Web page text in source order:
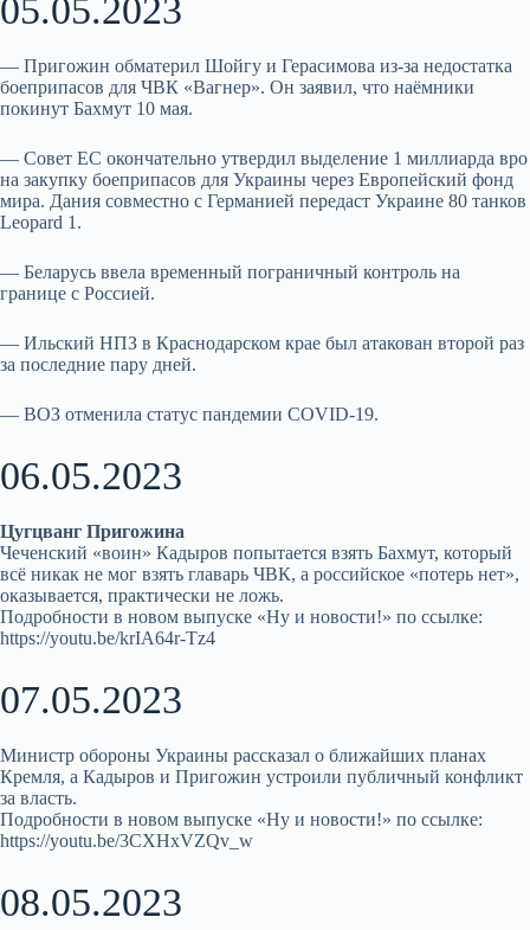
05.05.2023
— Пригожин обматерил Шойгу и Герасимова из-за недостатка
боеприпасов для ЧВК «Вагнер». Он заявил, что наёмники
покинут Бахмут 10 мая.
— Совет ЕС окончательно утвердил выделение 1 миллиарда вро
на закупку боеприпасов для Украины через Европейский фонд
мира. Дания совместно с Германией передаст Украине 80 танков
Leopard 1.
— Беларусь ввела временный пограничный контроль на
границе с Россией.
— Ильский НПЗ в Краснодарском крае был атакован второй раз
за последние пару дней.
— ВОЗ отменила статус пандемии СOVID-19.
06.05.2023
Цугцванг Пригожина
Чеченский «воин» Кадыров попытается взять Бахмут, который
всё никак не мог взять главарь ЧВК, а российское «потерь нет»,
оказывается, практически не ложь.
Подробности в новом выпуске «Ну и новости!» по ссылке:
https://youtu.be/krIA64r-Tz4
07.05.2023
Министр обороны Украины рассказал о ближайших планах
Кремля, а Кадыров и Пригожин устроили публичный конфликт
за власть.
Подробности в новом выпуске «Ну и новости!» по ссылке:
https://youtu.be/3CXHxVZQv_w
08.05.2023